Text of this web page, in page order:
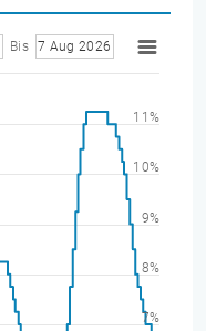
Bis 7 Aug 2026
7%
8%
9%
10%
11%